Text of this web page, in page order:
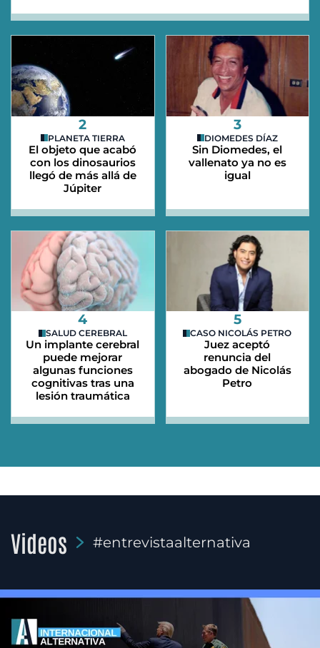
2
PLANETA TIERRA
El objeto que acabó
con los dinosaurios
llegó de más allá de
Júpiter
3
DIOMEDES DÍAZ
Sin Diomedes, el
vallenato ya no es
igual
4
SALUD CEREBRAL
Un implante cerebral
puede mejorar
algunas funciones
cognitivas tras una
lesión traumática
5
CASO NICOLÁS PETRO
Juez aceptó
renuncia del
abogado de Nicolás
Petro
Videos #entrevistaalternativa